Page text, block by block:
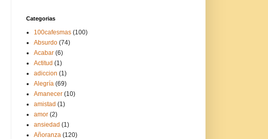
Categorias
100cafesmas (100)
Absurdo (74)
Acabar (6)
Actitud (1)
adiccion (1)
Alegría (69)
Amanecer (10)
amistad (1)
amor (2)
ansiedad (1)
Añoranza (120)